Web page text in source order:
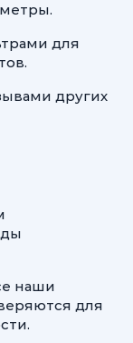
для
других
наши
для